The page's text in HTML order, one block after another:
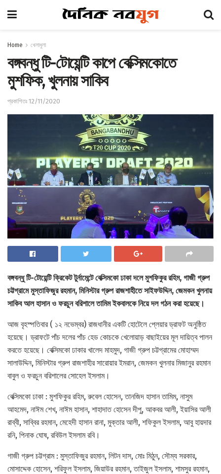
Home খেলাধুলা
বঙ্গবন্ধু টি-টোয়েন্টি কাপে বেক্সিমকোতে
মুশফিক, খুলনায় সাকিব
প্রকাশিতঃ 12/11/2020
বঙ্গবন্ধু টি-টোয়েন্টি ক্রিকেট টুর্নামেন্টে বেক্সিমকো ঢাকা দলে মুশফিকুর রহিম, গাজী গ্রুপ
চট্টগ্রামে মুস্তাফিজুর রহমান, মিনিস্টার গ্রুপ রাজশাহীতে সাইফউদ্দিন, জেমকন খুলনায়
সাকিব আল হাসান ও ফরচুন বরিশালে তামিম ইকবালকে নিয়ে দল গঠন করা হয়েছে।
আজ বৃহস্পতিবার ( ১২ নভেম্বর) রাজধানীর একটি হোটেলে প্লেয়ার ড্রাফট অনুষ্ঠিত
হয়েছে। ড্রাফটে পাঁচ দলের পাঁচ হেড কোচকে খেলোয়াড় বাছাইয়ের মূল দায়িত্ব পালন
করতে হয়েছে। বেক্সিমকো ঢাকার খালেদ মাহমুদ, গাজী গ্রুপ চট্টগ্রামের মোহাম্মদ
সালাউদ্দিন, মিনিস্টার গ্রুপ রাজশাহীর সারোয়ার ইমরান, জেমকন খুলনার মিজানুর রহমান
বাবুল ও ফরচুন বরিশালের সোহেল ইসলাম।
বেক্সিমকো ঢাকা : মুশফিকুর রহিম, রুবেল হোসেন, তানজিদ হাসান তামিম, নাসুম
আহমেদ, নাঈম শেখ, নাঈম হাসান, শাহাদাত হোসেন দীপু, আকবর আলী, ইয়াসির আলী
রাব্বী, সাব্বির রহমান, মেহেদী হাসান রানা, মুক্তার আলী, শফিকুল ইসলাম, আবু হায়দার
রনি, পিনাক ঘোষ, রবিউল ইসলাম রবি।
গাজী গ্রুপ চট্টগ্রাম : মুস্তাফিজুর রহমান, লিটন দাস, মোঃ মিঠুন, সৌম্য সরকার,
মোসাদ্দেক হোসেন, শরিফুল ইসলাম, জিয়াউর রহমান, তাইজুল ইসলাম, শামসুর রহমান,